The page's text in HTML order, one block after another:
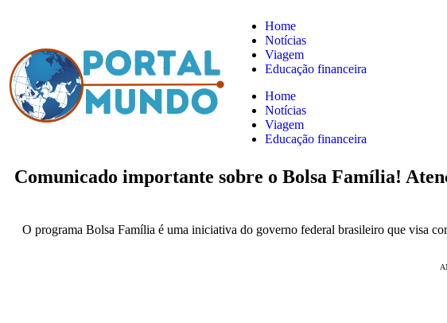
Home
Notícias
Viagem
Educação financeira
Home
Notícias
Viagem
Educação financeira
Comunicado importante sobre o Bolsa Família!
O programa Bolsa Família é uma iniciativa do governo federal brasileiro que visa